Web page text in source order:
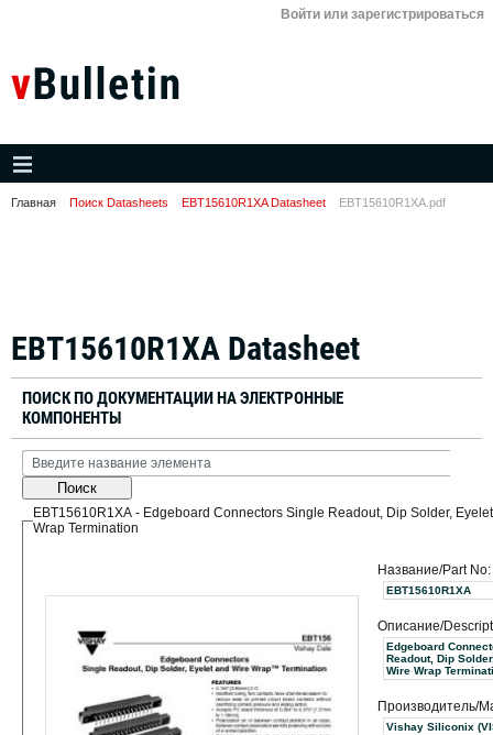
Войти или зарегистрироваться
Главная Поиск Datasheets EBT15610R1XA Datasheet EBT15610R1XA.pdf
EBT15610R1XA Datasheet
ПОИСК ПО ДОКУМЕНТАЦИИ НА ЭЛЕКТРОННЫЕ
КОМПОНЕНТЫ
Поиск
EBT15610R1XA - Edgeboard Connectors Single Readout, Dip Solder,
Wrap Termination
Название/Part No:
EBT15610R1XA
Описание/
Edgeboard
Readout, Dip
Wire Wrap
Производитель/
Vishay